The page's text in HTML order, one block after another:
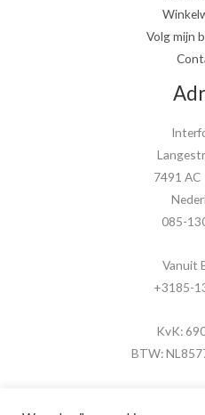
Volg mijn
7491 AC
085-
Vanuit
+3185-
KvK:
BTW: